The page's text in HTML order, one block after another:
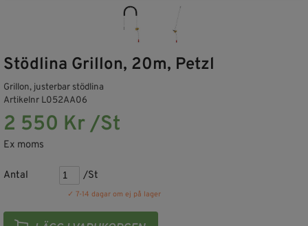
Stödlina Grillon, 20m, Petzl
Grillon, justerbar stödlina
Artikelnr L052AA06
2 550 Kr /St
Ex moms
Antal /St
✓ 7-14 dagar om ej på lager